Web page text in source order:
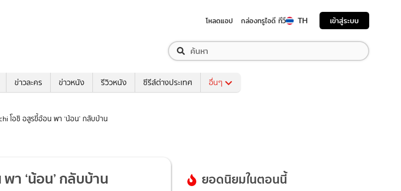
โหลดแอป กล่องทรูไอดี ทีวี TH เข้าสู่ระบบ
ข่าวละคร ข่าวหนัง รีวิวหนัง ซีรีส์ต่างประเทศ อื่นๆ
โอชิ อสูรขี้อ้อน พา ‘น้อน’ กลับบ้าน
า ‘น้อน’ กลับบ้าน ยอดนิยมในตอนนี้